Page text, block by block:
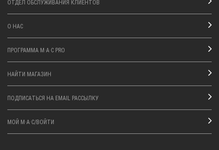
ОТДЕЛ ОБСЛУЖИВАНИЯ КЛИЕНТОВ
О НАС
ПРОГРАММА M·A·C PRO
НАЙТИ МАГАЗИН
ПОДПИСАТЬСЯ НА EMAIL РАССЫЛКУ
МОЙ M·A·C/ВОЙТИ